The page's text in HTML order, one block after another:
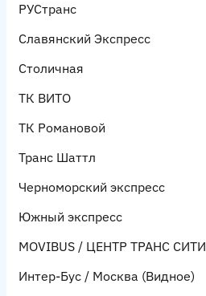
РУСтранс
Славянский Экспресс
Столичная
ТК ВИТО
ТК Романовой
Транс Шаттл
Черноморский экспресс
Южный экспресс
MOVIBUS / ЦЕНТР ТРАНС СИТИ
Интер-Бус / Москва (Видное)